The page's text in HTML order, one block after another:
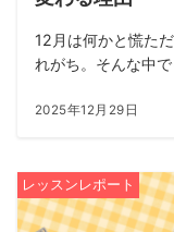
12月は何かと慌た
れがち。そんな中
2025年12月29日
レッスンレポート